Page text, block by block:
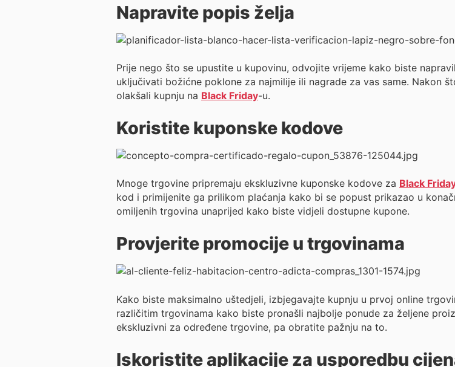
Napravite popis želja
Prije nego što se upustite u kupovinu, odvojite vrijeme kako biste
uključivati božićne poklone za najmilije ili nagrade za vas same. Nakon
olakšali kupnju na Black Friday-u.
Koristite kuponske kodove
Mnoge trgovine pripremaju ekskluzivne kuponske kodove za Black
kod i primijenite ga prilikom plaćanja kako bi se popust prikazao u
omiljenih trgovina unaprijed kako biste vidjeli dostupne kupone.
Provjerite promocije u trgovinama
Kako biste maksimalno uštedjeli, izbjegavajte kupnju u prvoj online
različitim trgovinama kako biste pronašli najbolje ponude za željene
ekskluzivni za određene trgovine, pa obratite pažnju na to.
Iskoristite aplikacije za usporedbu